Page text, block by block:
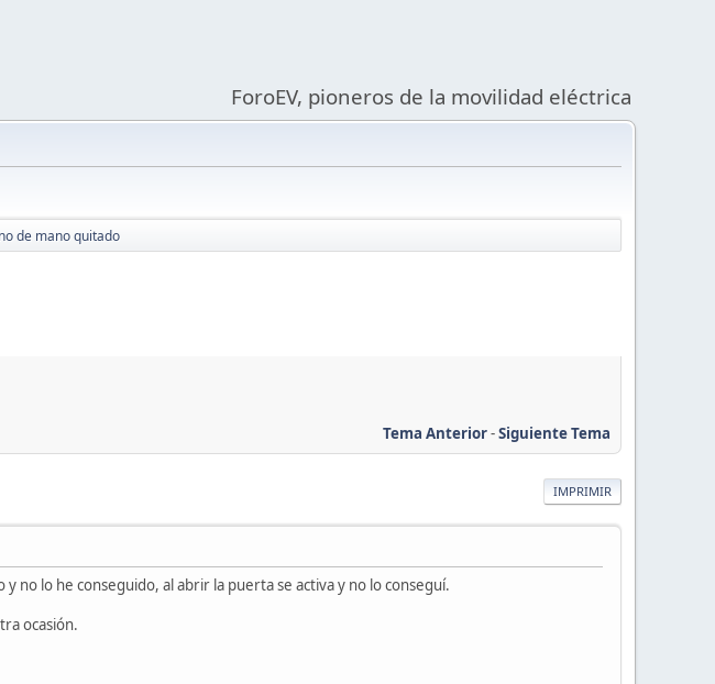
ForoEV, pioneros de la movilidad eléctrica
de mano quitado
Tema Anterior-Siguiente Tema
IMPRIMIR
no lo he conseguido, al abrir la puerta se activa y no lo conseguí.
ocasión.